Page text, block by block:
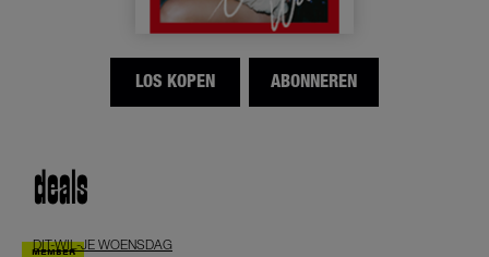
LOS KOPEN ABONNEREN
deals
DIT-WIL-JE WOENSDAG